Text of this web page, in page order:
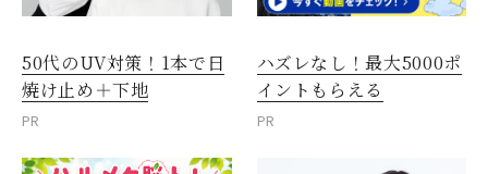
50代のUV対策！1本で日
焼け止め＋下地
PR
ハズレなし！最大5000ポ
イントもらえる
PR